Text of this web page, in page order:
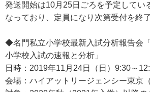
発送開始は10月25日ごろを予定してい
なっており、定員になり次第受付を終了
◆名門私立小学校最新入試分析報告会
小学校入試の速報と分析」
日時：2019年11月24日（日）9:30～
会場：ハイアットリージェンシー東京